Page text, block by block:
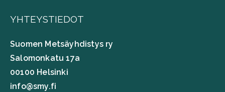
YHTEYSTIEDOT
Suomen Metsäyhdistys ry
Salomonkatu 17a
00100 Helsinki
info@smy.fi